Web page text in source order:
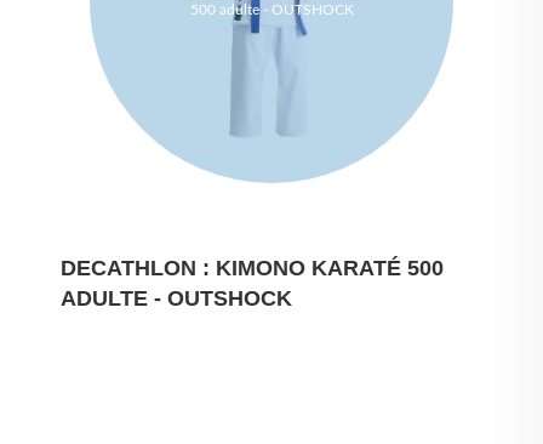
500 adulte - OUTSHOCK
DECATHLON : KIMONO KARATÉ 500
ADULTE - OUTSHOCK